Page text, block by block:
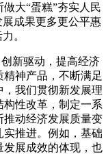
大“蛋糕”夯实人民
成果更多更公平惠
。
新驱动，提高经济
神产品，不断满足
，我们贯彻新发展理
性改革，制定一系
推动经济发展质量变
推进。例如，基础
发展成效的体现，也